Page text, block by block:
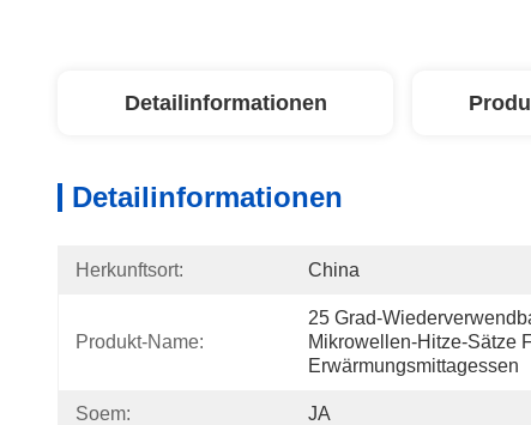
Detailinformationen
Detailinformationen
Herkunftsort: China
Produkt-Name:
25 Grad-
Mikrowellen-Hitze-Sätze
Erwärmungsmittagessen
Soem: JA